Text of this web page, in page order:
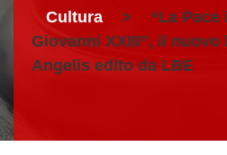
Cultura
>
“La
Giovanni XXIII”, il nuovo
Angelis edito da LBE